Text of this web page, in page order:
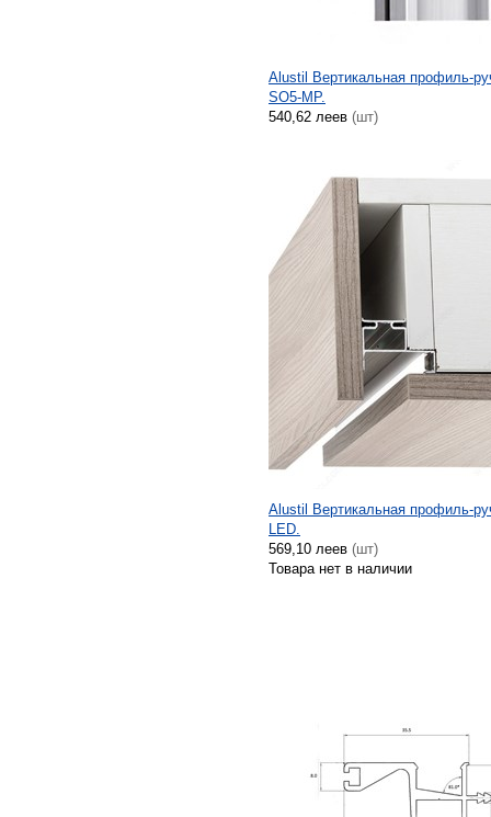
Alustil Вертикальная профиль-
SO5-MP.
540,62 леев (шт)
Alustil Вертикальная профиль-
LED.
569,10 леев (шт)
Товара нет в наличии